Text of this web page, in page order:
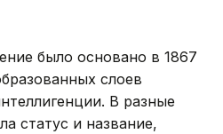
было основано в 1867
слоев
В разные
статус и название,